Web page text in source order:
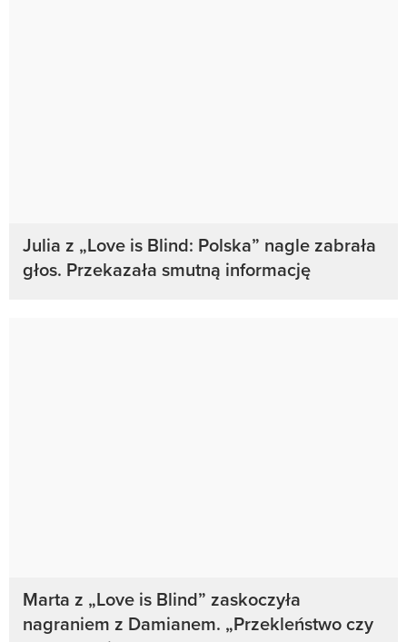
Julia z „Love is Blind: Polska” nagle zabrała
głos. Przekazała smutną informację
Marta z „Love is Blind” zaskoczyła
nagraniem z Damianem. „Przekleństwo czy